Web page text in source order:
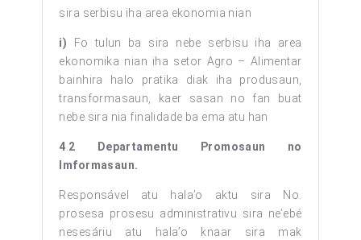
sira serbisu iha area ekonomia nian
i) Fo tulun ba sira nebe serbisu iha area
ekonomika nian iha setor Agro – Alimentar
bainhira halo pratika diak iha produsaun,
transformasaun, kaer sasan no fan buat
nebe sira nia finalidade ba ema atu han
4.2 Departamentu Promosaun no
Imformasaun.
Responsável atu hala’o aktu sira No.
prosesa prosesu administrativu sira ne’ebé
nesesáriu atu hala’o knaar sira mak